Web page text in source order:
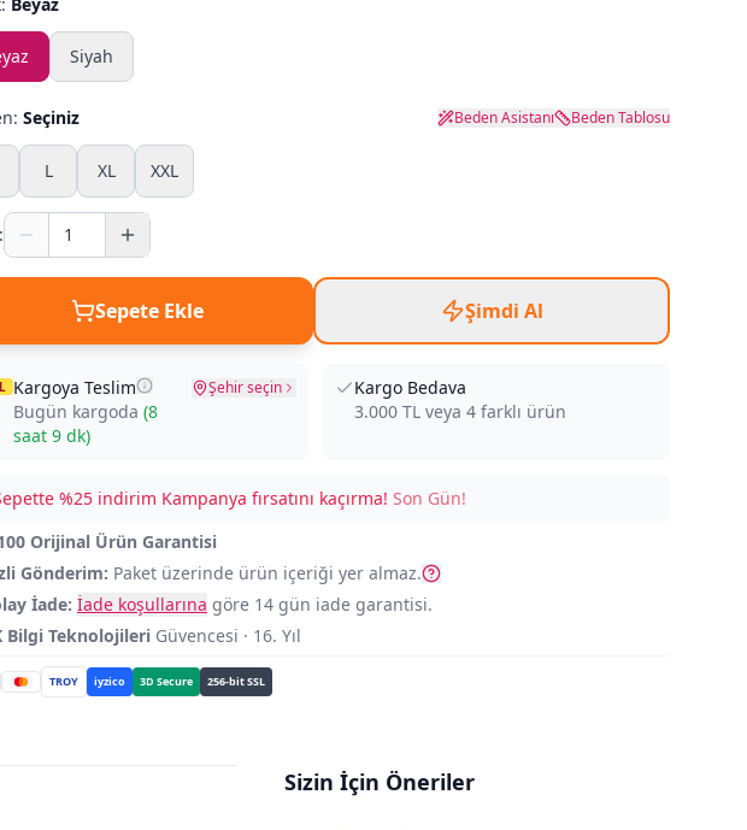
Siyah
Seçiniz Beden Asistanı Beden Tablosu
L XL XXL
Sepete Ekle Şimdi Al
Kargoya Teslim
Bugün kargoda (8
saat 9 dk)
Şehir seçin
Kargo Bedava
3.000 TL veya 4 farklı ürün
%25 indirim Kampanya fırsatını kaçırma! Son Gün!
Orijinal Ürün Garantisi
Gönderim: Paket üzerinde ürün içeriği yer almaz.
İade: İade koşullarına göre 14 gün iade garantisi.
Bilgi Teknolojileri Güvencesi · 16. Yıl
TROY iyzico 3D Secure 256-bit SSL
Sizin İçin Öneriler